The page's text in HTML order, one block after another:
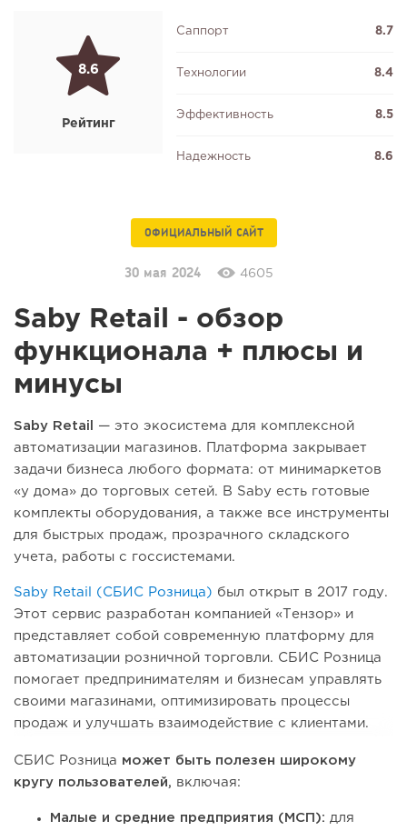
8.6
Рейтинг
Саппорт 8.7
Технологии 8.4
Эффективность 8.5
Надежность 8.6
ОФИЦИАЛЬНЫЙ САЙТ
30 мая 2024 4605
Saby Retail - обзор
функционала + плюсы и
минусы
Saby Retail
— это экосистема для комплексной
автоматизации магазинов. Платформа закрывает
задачи бизнеса любого формата: от минимаркетов
«у дома» до торговых сетей.‎ В Saby есть готовые
комплекты оборудования, а также все инструменты
для быстрых продаж, прозрачного складского
учета, работы с госсистемами.
Saby Retail (СБИС Розница) был открыт в 2017 году.
Этот сервис разработан компанией «Тензор» и
представляет собой современную платформу для
автоматизации розничной торговли. СБИС Розница
помогает предпринимателям и бизнесам управлять
своими магазинами, оптимизировать процессы
продаж и улучшать взаимодействие с клиентами.
СБИС Розница может быть полезен широкому
кругу пользователей, включая:
Малые и средние предприятия (МСП): для